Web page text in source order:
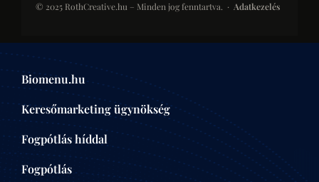
Konténer bérlési platform építkezésekhez és
felújításokhoz. SEO-optimalizált kategóriaoldalak a
helyi keresésekben.
ÉPÍTŐIPAR
centrumaudit.hu
© 2025 RothCreative.hu – Minden jog fenntartva. · Adatkezelés
Biomenu.hu
Keresőmarketing ügynökség
Fogpótlás híddal
Fogpótlás